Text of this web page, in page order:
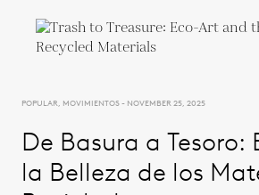
POPULAR, MOVIMIENTOS - NOVEMBER 25, 2025
De Basura a Tesoro:
la Belleza de los